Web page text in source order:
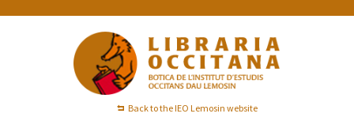
Skip
Skip
Skip
Back to the IEO Lemosin website